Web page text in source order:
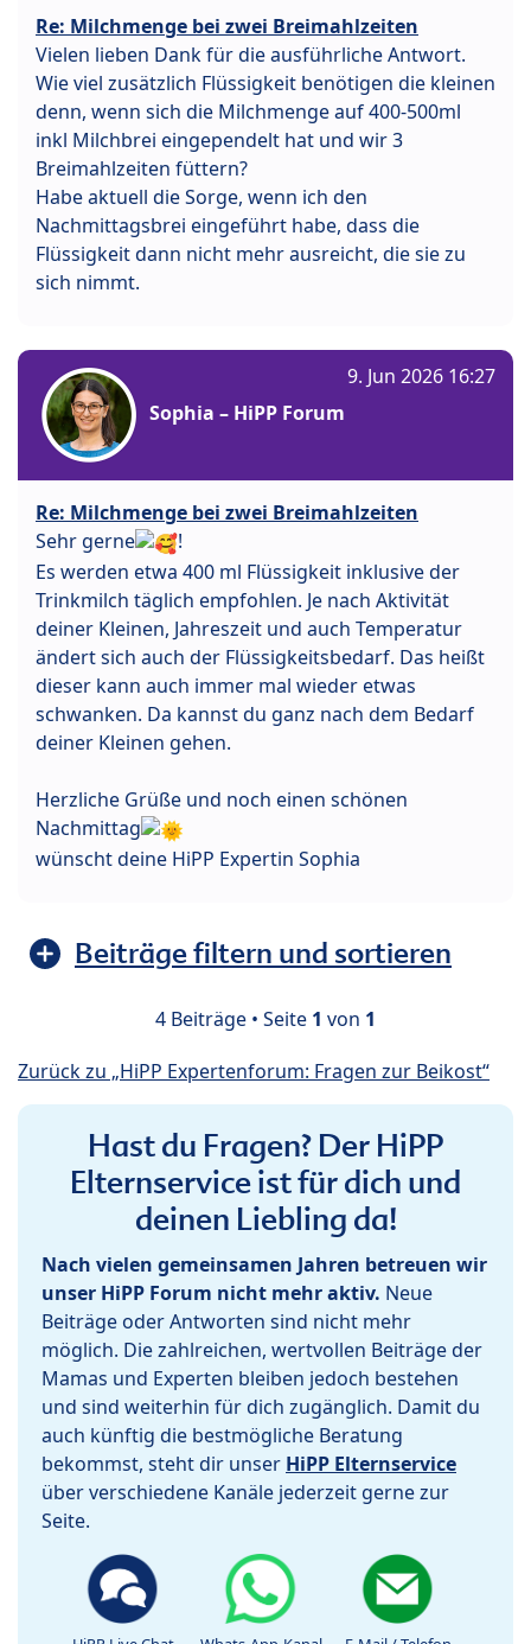
Re: Milchmenge bei zwei Breimahlzeiten
Vielen lieben Dank für die ausführliche Antwort.
Wie viel zusätzlich Flüssigkeit benötigen die kleinen
denn, wenn sich die Milchmenge auf 400-500ml
inkl Milchbrei eingependelt hat und wir 3
Breimahlzeiten füttern?
Habe aktuell die Sorge, wenn ich den
Nachmittagsbrei eingeführt habe, dass die
Flüssigkeit dann nicht mehr ausreicht, die sie zu
sich nimmt.
Sophia – HiPP Forum
9. Jun 2026 16:27
Re: Milchmenge bei zwei Breimahlzeiten
Sehr gerne
!
Es werden etwa 400 ml Flüssigkeit inklusive der
Trinkmilch täglich empfohlen. Je nach Aktivität
deiner Kleinen, Jahreszeit und auch Temperatur
ändert sich auch der Flüssigkeitsbedarf. Das heißt
dieser kann auch immer mal wieder etwas
schwanken. Da kannst du ganz nach dem Bedarf
deiner Kleinen gehen.
Herzliche Grüße und noch einen schönen
Nachmittag
wünscht deine HiPP Expertin Sophia
Beiträge filtern und sortieren
4 Beiträge • Seite 1 von 1
Zurück zu „HiPP Expertenforum: Fragen zur Beikost“
Hast du Fragen? Der HiPP
Elternservice ist für dich und
deinen Liebling da!
Nach vielen gemeinsamen Jahren betreuen wir
unser HiPP Forum nicht mehr aktiv. Neue
Beiträge oder Antworten sind nicht mehr
möglich. Die zahlreichen, wertvollen Beiträge der
Mamas und Experten bleiben jedoch bestehen
und sind weiterhin für dich zugänglich. Damit du
auch künftig die bestmögliche Beratung
bekommst, steht dir unser HiPP Elternservice
über verschiedene Kanäle jederzeit gerne zur
Seite.